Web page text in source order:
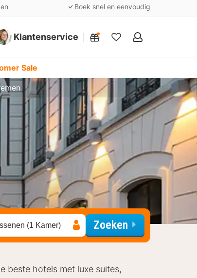
Boek snel en eenvoudig
Klantenservice
Mijn
Sale
(1 Kamer) Zoeken
beste hotels met luxe suites,